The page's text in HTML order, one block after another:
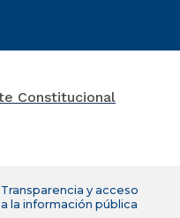
Transparencia y acceso
a la información pública